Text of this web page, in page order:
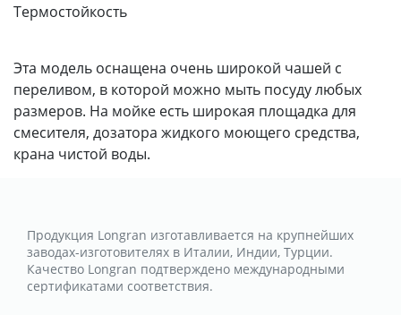
Термостойкость
Эта модель оснащена очень широкой чашей с
переливом, в которой можно мыть посуду любых
размеров. На мойке есть широкая площадка для
смесителя, дозатора жидкого моющего средства,
крана чистой воды.
Продукция Longran изготавливается на крупнейших
заводах-изготовителях в Италии, Индии, Турции.
Качество Longran подтверждено международными
сертификатами соответствия.